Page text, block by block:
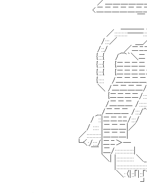
／二二二二二二ニ
<二二二二二二二二二
￣ ―／二二
＿＿＿ ＿＿/二
／:::::::::――:::＼:::::＼
/:::／ ＿／ﾆ＞ : |
/::/ ／ニﾆﾆ/＞ ::: |:
{:::{ /⌒｀＼ニ｜:: ７::
{:::{ {ニニニニ｜ /
{:::{ {ニニニニニ
{:::: /二二二二/-
＼ /二二二二/二Ｌｘ
{ニニニニ/
/二二二 /:::::: ￣￣ /
__/二二二 /:::/^
/´::|ニニﾆﾆ/:::/
/ :::: |二二二|／
／::::::::::|二二二|
└く:/:::/|ニﾆ＞―
￣ |二/:::::::::::::|
＼| |:::::::::::: ＼__ /
|:::::::::::::::::::::::＼
＼:〈|::｢|::｢⌒┘￣
┘